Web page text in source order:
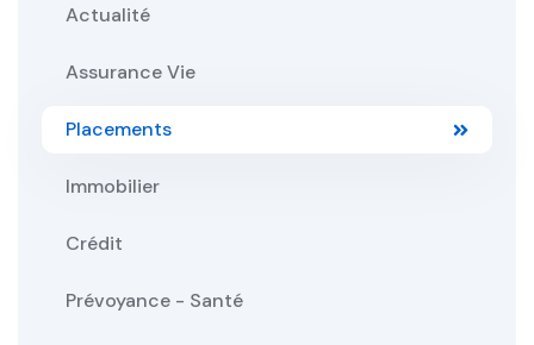
Actualité
Assurance Vie
Placements
Immobilier
Crédit
Prévoyance - Santé